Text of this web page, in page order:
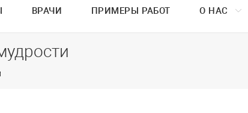
ВРАЧИ ПРИМЕРЫ РАБОТ О НАС